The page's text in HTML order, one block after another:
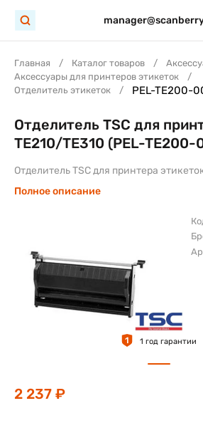
Главная Каталог товаров
Аксессуары для принтеров этикеток
Отделитель этикеток
PEL-TE200-
Отделитель TSC для
TE210/TE310 (PEL-TE200-
Отделитель TSC для принтера
Полное описание
1 1 год гарантии
2 237 ₽